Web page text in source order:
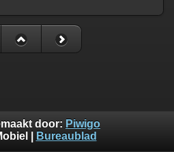
door: Piwigo
Bureaublad